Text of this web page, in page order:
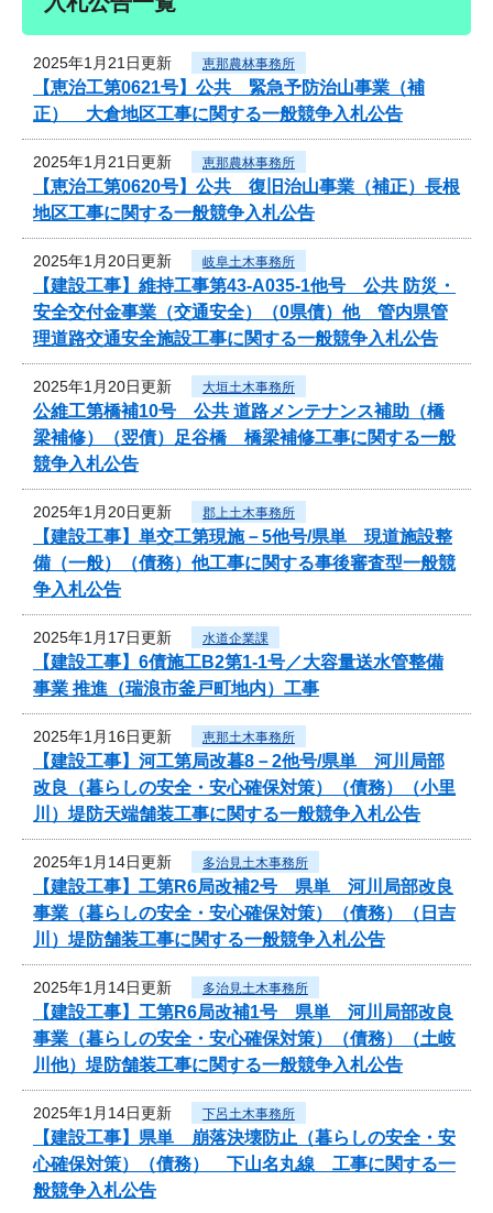
2025年1月21日更新 恵那農林事務所
【恵治工第0621号】公共 緊急予防治山事業（補
正） 大倉地区工事に関する一般競争入札公告
2025年1月21日更新 恵那農林事務所
【恵治工第0620号】公共 復旧治山事業（補正）長根
地区工事に関する一般競争入札公告
2025年1月20日更新 岐阜土木事務所
【建設工事】維持工事第43-A035-1他号 公共 防災・
安全交付金事業（交通安全）（0県債）他 管内県管
理道路交通安全施設工事に関する一般競争入札公告
2025年1月20日更新 大垣土木事務所
公維工第橋補10号 公共 道路メンテナンス補助（橋
梁補修）（翌債）足谷橋 橋梁補修工事に関する一般
競争入札公告
2025年1月20日更新 郡上土木事務所
【建設工事】単交工第現施－5他号/県単 現道施設整
備（一般）（債務）他工事に関する事後審査型一般競
争入札公告
2025年1月17日更新 水道企業課
【建設工事】6債施工B2第1-1号／大容量送水管整備
事業 推進（瑞浪市釜戸町地内）工事
2025年1月16日更新 恵那土木事務所
【建設工事】河工第局改暮8－2他号/県単 河川局部
改良（暮らしの安全・安心確保対策）（債務）（小里
川）堤防天端舗装工事に関する一般競争入札公告
2025年1月14日更新 多治見土木事務所
【建設工事】工第R6局改補2号 県単 河川局部改良
事業（暮らしの安全・安心確保対策）（債務）（日吉
川）堤防舗装工事に関する一般競争入札公告
2025年1月14日更新 多治見土木事務所
【建設工事】工第R6局改補1号 県単 河川局部改良
事業（暮らしの安全・安心確保対策）（債務）（土岐
川他）堤防舗装工事に関する一般競争入札公告
2025年1月14日更新 下呂土木事務所
【建設工事】県単 崩落決壊防止（暮らしの安全・安
心確保対策）（債務） 下山名丸線 工事に関する一
般競争入札公告